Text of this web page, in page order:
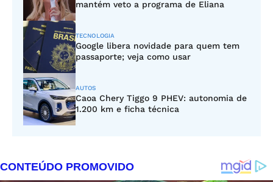
mantém veto a programa de Eliana
TECNOLOGIA
Google libera novidade para quem tem
passaporte; veja como usar
AUTOS
Caoa Chery Tiggo 9 PHEV: autonomia de
1.200 km e ficha técnica